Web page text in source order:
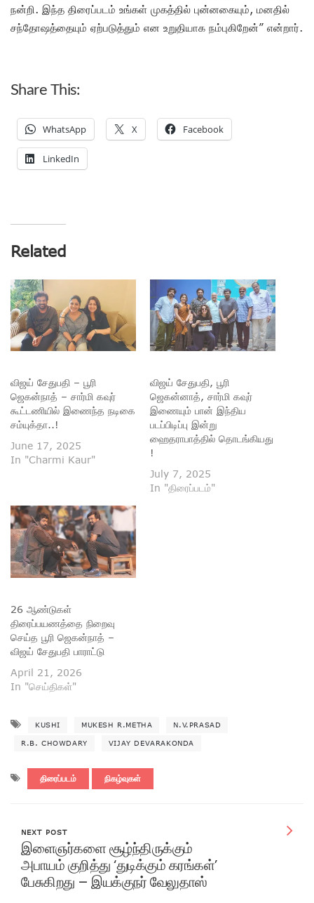
நன்றி. இந்த திரைப்படம் உங்கள் முகத்தில் புன்னகையும், மனதில்
சந்தோஷத்தையும் ஏற்படுத்தும் என உறுதியாக நம்புகிறேன்” என்றார்.
Share This:
WhatsApp X Facebook
LinkedIn
Related
விஜய் சேதுபதி – பூரி
ஜெகன்நாத் – சார்மி கவுர்
கூட்டணியில் இணைந்த நடிகை
சம்யுக்தா..!
June 17, 2025
In "Charmi Kaur"
விஜய் சேதுபதி, பூரி
ஜெகன்னாத், சார்மி கவுர்
இணையும் பான் இந்திய
படப்பிடிப்பு இன்று
ஹைதராபாத்தில் தொடங்கியது
!
July 7, 2025
In "திரைப்படம்"
26 ஆண்டுகள்
திரைப்பயணத்தை நிறைவு
செய்த பூரி ஜெகன்நாத் –
விஜய் சேதுபதி பாராட்டு
April 21, 2026
In "செய்திகள்"
KUSHI MUKESH R.METHA N.V.PRASAD
R.B. CHOWDARY VIJAY DEVARAKONDA
திரைப்படம் நிகழ்வுகள்
NEXT POST
இளைஞர்களை சூழ்ந்திருக்கும்
அபாயம் குறித்து ‘துடிக்கும் கரங்கள்’
பேசுகிறது – இயக்குநர் வேலுதாஸ்